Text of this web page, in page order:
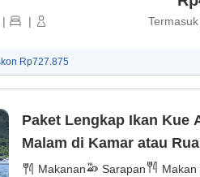
| |
Rp727.875
Paket Lengkap Ikan Kue
Malam di Kamar atau
[Sarapan]
Makanan Sarapan
Makan